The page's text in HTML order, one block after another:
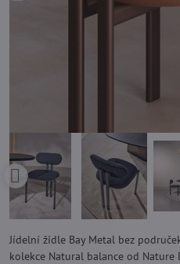
Jídelní židle Bay Metal bez
kolekce Natural balance od Nature